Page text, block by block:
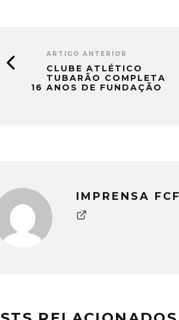
ARTIGO ANTERIOR
CLUBE ATLÉTICO
TUBARÃO COMPLETA
16 ANOS DE FUNDAÇÃO
IMPRENSA FCF